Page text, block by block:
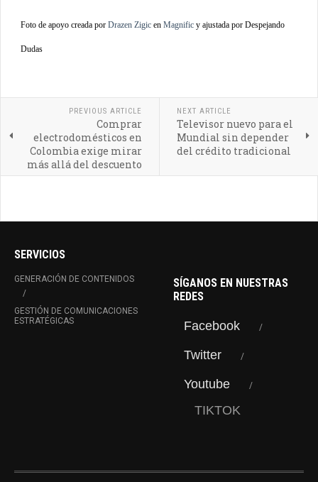
Foto de apoyo creada porDrazen Zigic enMagnific y ajustada por Despejando
Dudas
PREVIOUS ARTICLE
Comprar
electrodomésticos en
Colombia exige mirar
más allá del descuento
NEXT ARTICLE
Televisor nuevo para el
Mundial sin depender
del crédito tradicional
SERVICIOS
GENERACIÓN DE CONTENIDOS
GESTIÓN DE COMUNICACIONES
ESTRATÉGICAS
SÍGANOS EN NUESTRAS
REDES
Facebook
Twitter
Youtube
TIKTOK